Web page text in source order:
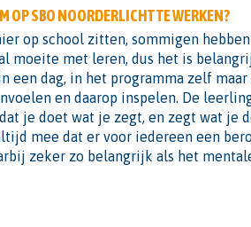
OP SBO NOORDERLICHT TE WERKEN?
op school zitten, sommigen
moeite met leren, dus het is
een dag, in het programma zelf
en daarop inspelen. De
je doet wat je zegt, en zegt wat je
mee dat er voor iedereen een
zeker zo belangrijk als het